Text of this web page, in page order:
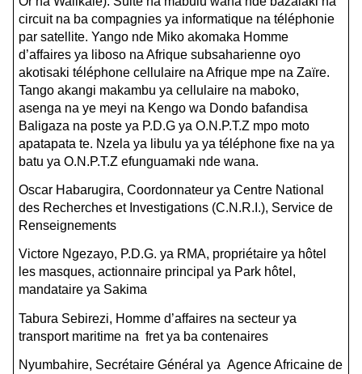
circuit na ba compagnies ya informatique na téléphonie
par satellite. Yango nde Miko akomaka Homme
d’affaires ya liboso na Afrique subsaharienne oyo
akotisaki téléphone cellulaire na Afrique mpe na Zaïre.
Tango akangi makambu ya cellulaire na maboko,
asenga na ye meyi na Kengo wa Dondo bafandisa
Baligaza na poste ya P.D.G ya O.N.P.T.Z mpo moto
apatapata te. Nzela ya libulu ya ya téléphone fixe na ya
batu ya O.N.P.T.Z efunguamaki nde wana.
Oscar Habarugira, Coordonnateur ya Centre National
des Recherches et Investigations (C.N.R.I.), Service de
Renseignements
Victore Ngezayo, P.D.G. ya RMA, propriétaire ya hôtel
les masques, actionnaire principal ya Park hôtel,
mandataire ya Sakima
Tabura Sebirezi, Homme d’affaires na secteur ya
transport maritime na fret ya ba contenaires
Nyumbahire, Secrétaire Général ya Agence Africaine de